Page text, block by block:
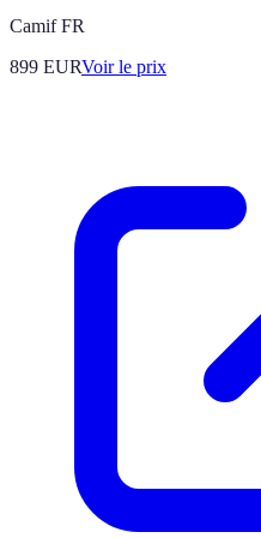
Camif FR
899 EURVoir le prix